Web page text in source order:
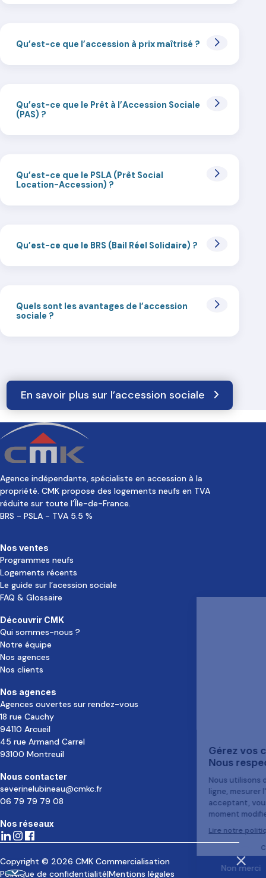
Qu’est-ce que l’accession à prix maîtrisé ?
Qu’est-ce que le Prêt à l’Accession Sociale
(PAS) ?
Qu’est-ce que le PSLA (Prêt Social
Location-Accession) ?
Qu’est-ce que le BRS (Bail Réel Solidaire) ?
Quels sont les avantages de l’accession
sociale ?
En savoir plus sur l’accession sociale
Agence indépendante, spécialiste en accession à la
propriété. CMK propose des logements neufs en TVA
réduite sur toute l’Île-de-France.
BRS - PSLA - TVA 5.5 %
Nos ventes
Programmes neufs
Logements récents
Le guide sur l’acession sociale
FAQ & Glossaire
Découvrir CMK
Qui sommes-nous ?
Notre équipe
Nos agences
Nos clients
Nos agences
Agences ouvertes sur rendez-vous
18 rue Cauchy
94110 Arcueil
45 rue Armand Carrel
93100 Montreuil
Nous contacter
severinelubineau@cmkc.fr
06 79 79 79 08
Nos réseaux
Copyright © 2026 CMK Commercialisation
Politique de confidentialité|Mentions légales